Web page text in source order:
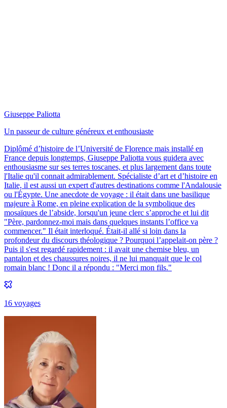
Giuseppe Paliotta
Un passeur de culture généreux et enthousiaste
Diplômé d’histoire de l’Université de Florence mais installé en
France depuis longtemps, Giuseppe Paliotta vous guidera avec
enthousiasme sur ses terres toscanes, et plus largement dans toute
l'Italie qu'il connait admirablement. Spécialiste d’art et d’histoire en
Italie, il est aussi un expert d'autres destinations comme l'Andalousie
ou l'Égypte. Une anecdote de voyage : il était dans une basilique
majeure à Rome, en pleine explication de la symbolique des
mosaïques de l’abside, lorsqu'un jeune clerc s’approche et lui dit
"Père, pardonnez-moi mais dans quelques instants l’office va
commencer." Il était interloqué. Était-il allé si loin dans la
profondeur du discours théologique ? Pourquoi l’appelait-on père ?
Puis il s'est regardé rapidement : il avait une chemise bleu, un
pantalon et des chaussures noires, il ne lui manquait que le col
romain blanc ! Donc il a répondu : "Merci mon fils."
16 voyages